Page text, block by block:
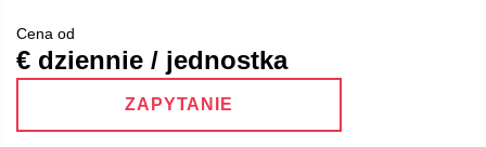
Cena od
€ dziennie / jednostka
ZAPYTANIE